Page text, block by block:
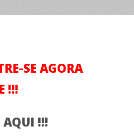
SE AGORA
!!!
AQUI !!!